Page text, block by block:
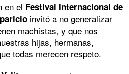
en el Festival Internacional de
invitó a no generalizar
machistas, y que nos
hijas, hermanas,
todas merecen respeto.